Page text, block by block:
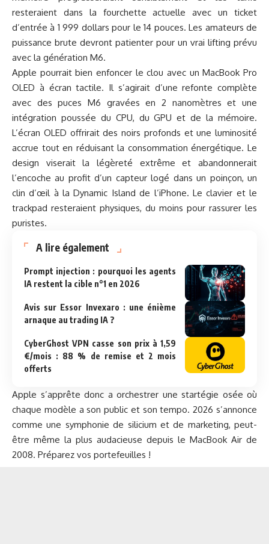
resteraient dans la fourchette actuelle avec un ticket
d’entrée à 1 999 dollars pour le 14 pouces. Les amateurs de
puissance brute devront patienter pour un vrai lifting prévu
avec la génération M6.
Apple pourrait bien enfoncer le clou avec un MacBook Pro
OLED à écran tactile. Il s’agirait d’une refonte complète
avec des puces M6 gravées en 2 nanomètres et une
intégration poussée du CPU, du GPU et de la mémoire.
L’écran OLED offrirait des noirs profonds et une luminosité
accrue tout en réduisant la consommation énergétique. Le
design viserait la légèreté extrême et abandonnerait
l’encoche au profit d’un capteur logé dans un poinçon, un
clin d’œil à la Dynamic Island de l’iPhone. Le clavier et le
trackpad resteraient physiques, du moins pour rassurer les
puristes.
A lire également
Prompt injection : pourquoi les agents
IA restent la cible n°1 en 2026
Avis sur Essor Invexaro : une énième
arnaque au trading IA ?
CyberGhost VPN casse son prix à 1,59
€/mois : 88 % de remise et 2 mois
offerts
Apple s’apprête donc a orchestrer une startégie osée où
chaque modèle a son public et son tempo. 2026 s’annonce
comme une symphonie de silicium et de marketing, peut-
être même la plus audacieuse depuis le MacBook Air de
2008. Préparez vos portefeuilles !